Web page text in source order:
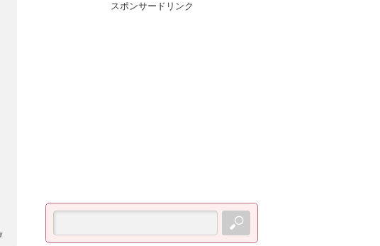
スポンサードリンク